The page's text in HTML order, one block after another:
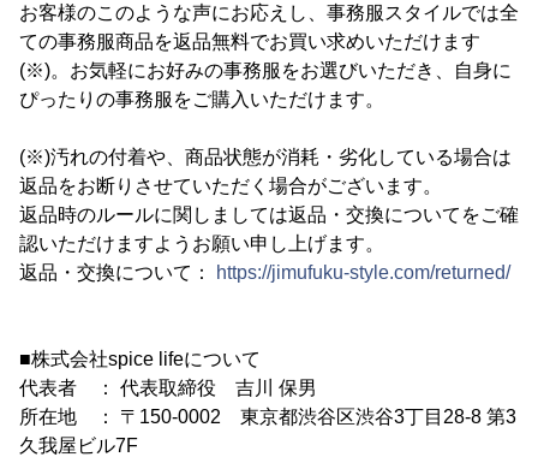
お客様のこのような声にお応えし、事務服スタイルでは全
ての事務服商品を返品無料でお買い求めいただけます
(※)。お気軽にお好みの事務服をお選びいただき、自身に
ぴったりの事務服をご購入いただけます。
(※)汚れの付着や、商品状態が消耗・劣化している場合は
返品をお断りさせていただく場合がございます。
返品時のルールに関しましては返品・交換についてをご確
認いただけますようお願い申し上げます。
返品・交換について：
https://jimufuku-style.com/returned/
■株式会社spice lifeについて
代表者 ： 代表取締役 吉川 保男
所在地 ： 〒150-0002 東京都渋谷区渋谷3丁目28-8 第3
久我屋ビル7F